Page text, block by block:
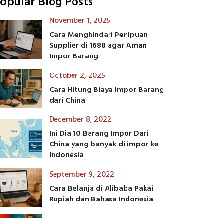
November 1, 2025
Cara Menghindari Penipuan
Supplier di 1688 agar Aman
Impor Barang
October 2, 2025
Cara Hitung Biaya Impor Barang
dari China
December 8, 2022
Ini Dia 10 Barang Impor Dari
China yang banyak di impor ke
Indonesia
September 9, 2022
Cara Belanja di Alibaba Pakai
Rupiah dan Bahasa Indonesia